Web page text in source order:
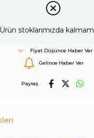
Ürün stoklarımızda
Fiyat Düşünce Haber Ver
Gelince Haber Ver
Paylaş